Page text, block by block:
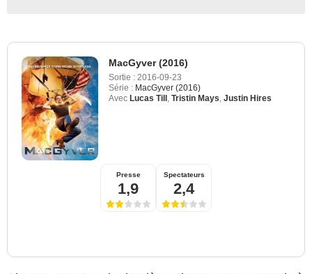
MacGyver (2016)
Sortie : 2016-09-23
Série : MacGyver (2016)
Avec Lucas Till Tristin Mays Justin Hires
Presse
1,9
Spectateurs
2,4